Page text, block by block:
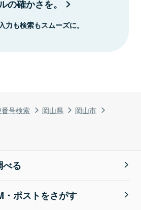
号検索 岡山県
岡山市
の確かさを。
力も検索もスムーズに。
べる
・ポストをさがす